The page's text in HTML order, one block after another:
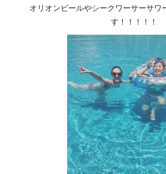
オリオンビールやシークワーサーサワ
す！！！！！